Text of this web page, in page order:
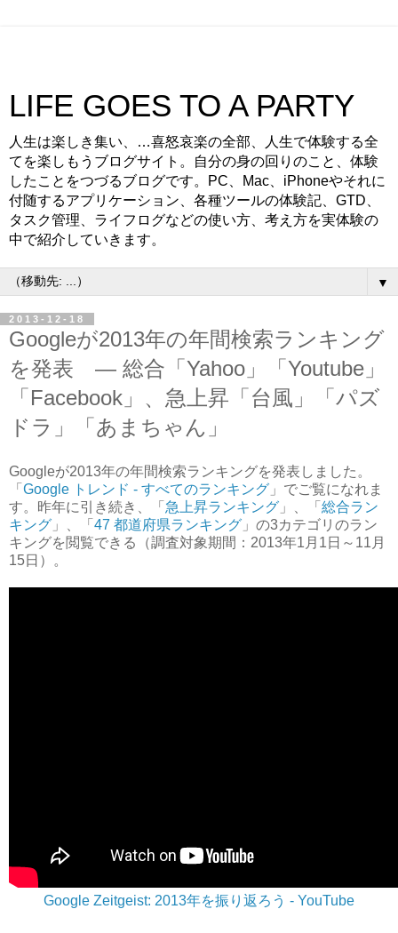
LIFE GOES TO A PARTY
人生は楽しき集い、…喜怒哀楽の全部、人生で体験する全
てを楽しもうブログサイト。自分の身の回りのこと、体験
したことをつづるブログです。PC、Mac、iPhoneやそれに
付随するアプリケーション、各種ツールの体験記、GTD、
タスク管理、ライフログなどの使い方、考え方を実体験の
中で紹介していきます。
▼
2013-12-18
Googleが2013年の年間検索ランキング
を発表 ― 総合「Yahoo」「Youtube」
「Facebook」、急上昇「台風」「パズ
ドラ」「あまちゃん」
Googleが2013年の年間検索ランキングを発表しました。
「 Google トレンド - すべてのランキング 」でご覧になれま
す。昨年に引き続き、「 急上昇ランキング 」、「 総合ラン
キング 」、「 47 都道府県ランキング 」の3カテゴリのラン
キングを閲覧できる（調査対象期間：2013年1月1日～11月
15日）。
Google Zeitgeist: 2013年を振り返ろう - YouTube